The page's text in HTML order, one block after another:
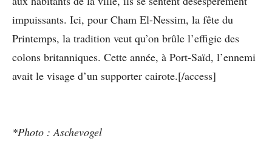
impuissants. Ici, pour Cham El-Nessim, la fête du
Printemps, la tradition veut qu’on brûle l’effigie des
colons britanniques. Cette année, à Port-Saïd, l’ennemi
avait le visage d’un supporter cairote.[/access]
*Photo : Aschevogel